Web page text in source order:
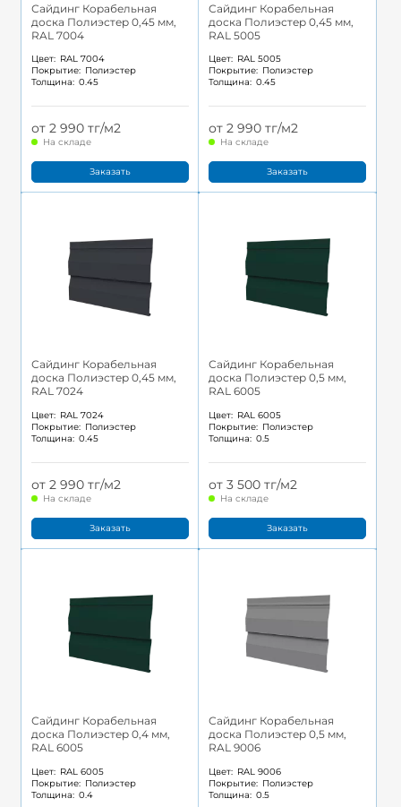
Сайдинг Корабельная
доска Полиэстер 0,45 мм,
RAL 7004
Цвет: RAL 7004
Покрытие: Полиэстер
Толщина: 0.45
от 2 990 тг/м2
На складе
Заказать
Сайдинг Корабельная
доска Полиэстер 0,45 мм,
RAL 5005
Цвет: RAL 5005
Покрытие: Полиэстер
Толщина: 0.45
от 2 990 тг/м2
На складе
Заказать
Сайдинг Корабельная
доска Полиэстер 0,45 мм,
RAL 7024
Цвет: RAL 7024
Покрытие: Полиэстер
Толщина: 0.45
от 2 990 тг/м2
На складе
Заказать
Сайдинг Корабельная
доска Полиэстер 0,5 мм,
RAL 6005
Цвет: RAL 6005
Покрытие: Полиэстер
Толщина: 0.5
от 3 500 тг/м2
На складе
Заказать
Сайдинг Корабельная
доска Полиэстер 0,4 мм,
RAL 6005
Цвет: RAL 6005
Покрытие: Полиэстер
Толщина: 0.4
Сайдинг Корабельная
доска Полиэстер 0,5 мм,
RAL 9006
Цвет: RAL 9006
Покрытие: Полиэстер
Толщина: 0.5